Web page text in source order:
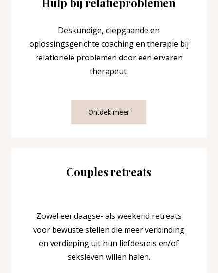
Deskundige, diepgaande en
oplossingsgerichte coaching en therapie bij
relationele problemen door een ervaren
therapeut.
Ontdek meer
Couples retreats
Zowel eendaagse- als weekend retreats
voor bewuste stellen die meer verbinding
en verdieping uit hun liefdesreis en/of
seksleven willen halen.